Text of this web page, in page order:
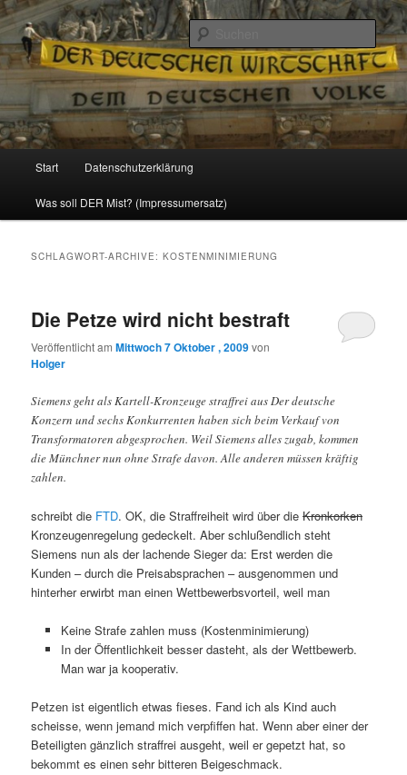
Reizzentrum
Politik, Wirtschaft, Soziales und Gesellschaft
Zum
Inhalt
Zum
sekundären
Start Datenschutzerklärung
Was soll DER Mist? (Impressumersatz)
SCHLAGWORT-ARCHIVE:KOSTENMINIMIERUNG
Die Petze wird nicht bestraft
Veröffentlicht amMittwoch 7 Oktober , 2009von
Holger
Siemens geht als Kartell-Kronzeuge straffrei aus Der deutsche
Konzern und sechs Konkurrenten haben sich beim Verkauf von
Transformatoren abgesprochen. Weil Siemens alles zugab, kommen
die Münchner nun ohne Strafe davon. Alle anderen müssen kräftig
zahlen.
schreibt die FTD. OK, die Straffreiheit wird über dieKronkorken
Kronzeugenregelung gedeckelt. Aber schlußendlich steht
Siemens nun als der lachende Sieger da: Erst werden die
Kunden – durch die Preisabsprachen – ausgenommen und
hinterher erwirbt man einen Wettbewerbsvorteil, weil man
Keine Strafe zahlen muss (Kostenminimierung)
In der Öffentlichkeit besser dasteht, als der Wettbewerb.
Man war ja kooperativ.
Petzen ist eigentlich etwas fieses. Fand ich als Kind auch
scheisse, wenn jemand mich verpfiffen hat. Wenn aber einer der
Beteiligten gänzlich straffrei ausgeht, weil er gepetzt hat, so
bekommt es einen sehr bitteren Beigeschmack.